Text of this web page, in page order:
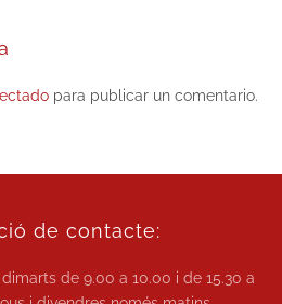
para publicar un comentario.
de contacte:
de9.00 a 10.00 i de 15.30 a